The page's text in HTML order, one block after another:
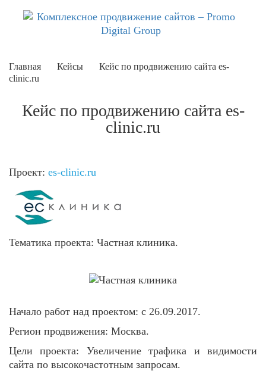
Главная Кейсы
Кейс по продвижению сайта es-
clinic.ru
Кейс по продвижению сайта es-
clinic.ru
Проект: es-clinic.ru
Тематика проекта: Частная клиника.
Начало работ над проектом: с 26.09.2017.
Регион продвижения: Москва.
Цели проекта: Увеличение трафика и видимости
сайта по высокочастотным запросам.